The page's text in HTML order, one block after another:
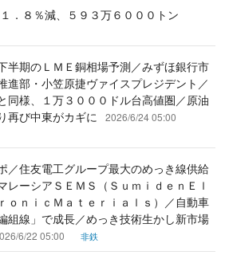
．８％減、５９３万６０００トン
半期のＬＭＥ銅相場予測／みずほ銀行市
進部・小笠原捷ヴァイスプレジデント／
同様、１万３０００ドル台高値圏／原油
再び中東がカギに
2026/6/24 05:00
／住友電工グループ最大のめっき線供給
レーシアＳＥＭＳ（ＳｕｍｉｄｅｎＥｌ
ｏｎｉｃＭａｔｅｒｉａｌｓ）／自動車
組線」で成長／めっき技術生かし新市場
6/22 05:00 非鉄